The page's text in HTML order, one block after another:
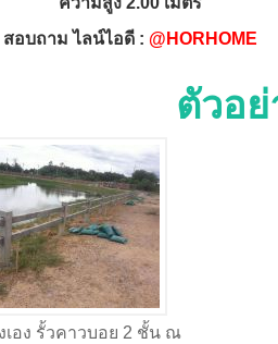
สอบถาม ไลน์ไอดี : @HORHOME
ตัวอย่
เอง รั้วคาวบอย 2 ชั้น ณ